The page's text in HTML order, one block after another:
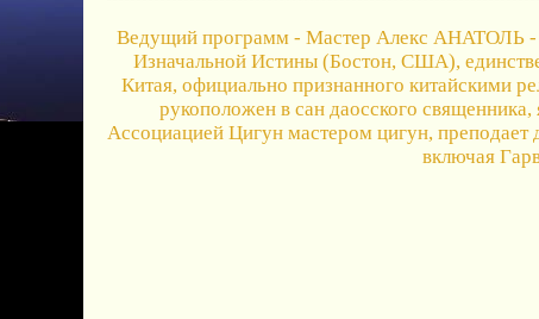
Ведущий программ - Мастер Алекс АНАТОЛЬ -
Изначальной Истины (Бостон, США),
Китая, официально признанного китайскими
рукоположен в сан даосского
Ассоциацией Цигун мастером цигун,
включая